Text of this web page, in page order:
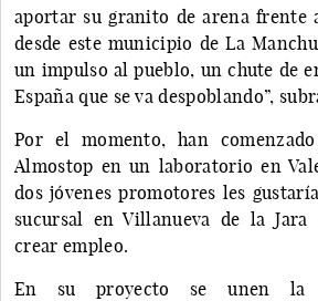
aportar su granito de arena frente
desde este municipio de La
un impulso al pueblo, un chute de
España que se va despoblando”,
Por el momento, han
Almostop en un laboratorio en
dos jóvenes promotores les
sucursal en Villanueva de la
crear empleo.
En su proyecto se unen la